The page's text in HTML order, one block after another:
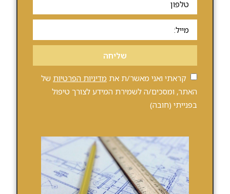
שליחה
קראתי ואני מאשר/ת את מדיניות הפרטיות של
האתר, ומסכים/ה לשמירת המידע לצורך טיפול
בפנייתי (חובה)